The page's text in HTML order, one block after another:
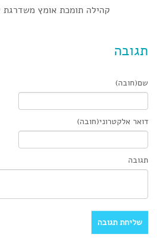
קהילה תומכת אומץ משדרגת
תגובה
שם(חובה)
דואר אלקטרוני(חובה)
תגובה